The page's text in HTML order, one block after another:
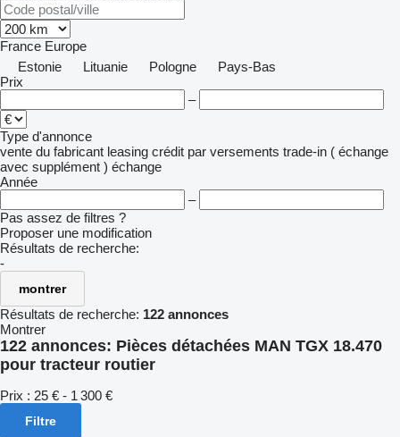
France Europe
Estonie
Lituanie Pologne
Pays-Bas
Prix
–
Type d'annonce
vente du fabricant leasing crédit par versements trade-in ( échange
avec supplément ) échange
Année
–
Pas assez de filtres ?
Proposer une modification
Résultats de recherche:
-
montrer
Résultats de recherche: 122 annonces
Montrer
122 annonces: Pièces détachées MAN TGX 18.470
pour tracteur routier
Prix : 25 € - 1 300 €
Filtre